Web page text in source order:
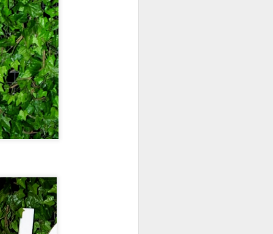
kaçıp deniz
o kadar
sevdiğim :)
yazın ilk
için
ev temposunda
yazmıştım